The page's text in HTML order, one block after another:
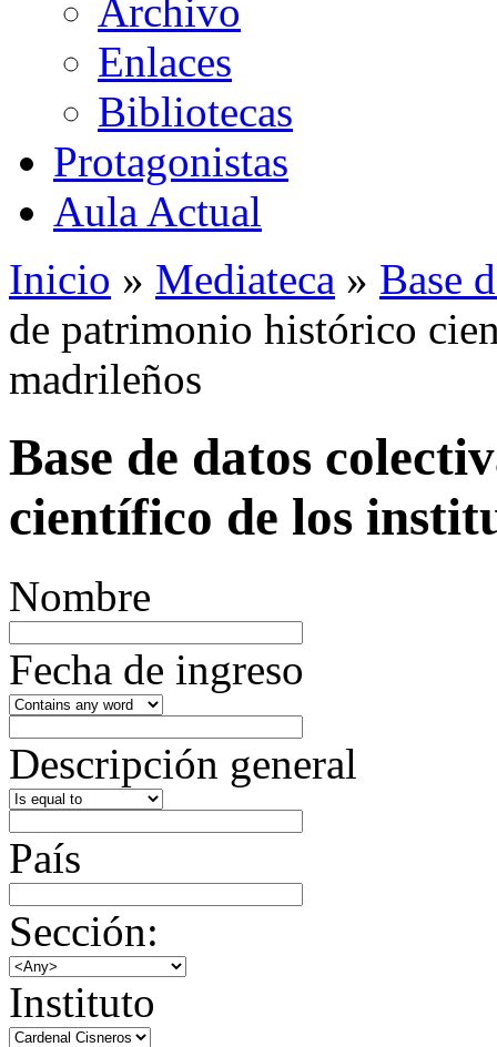
Archivo
Enlaces
Bibliotecas
Protagonistas
Aula Actual
Inicio » Mediateca » Base
de patrimonio histórico
madrileños
Base de datos
científico de los
Nombre
Fecha de ingreso
Descripción general
País
Sección:
Instituto